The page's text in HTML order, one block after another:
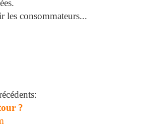
les consommateurs...
?